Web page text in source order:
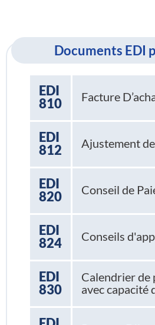
Documents EDI
EDI
810
Facture
EDI
812
Ajustement
EDI
820
Conseil de
EDI
824
Conseils
EDI
830
Calendrier de
avec capacité